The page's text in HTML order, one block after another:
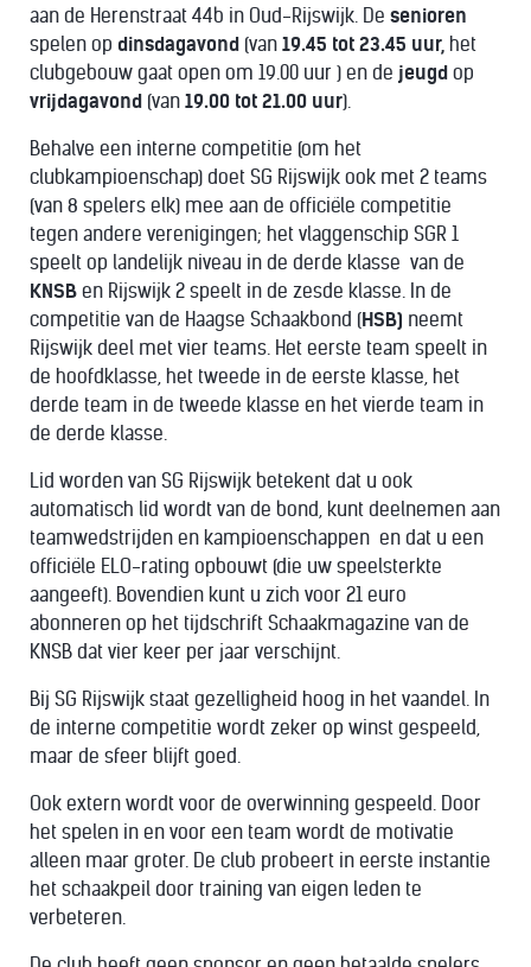
aan de Herenstraat 44b in Oud-Rijswijk. De senioren
spelen op dinsdagavond (van 19.45 tot 23.45 uur, het
clubgebouw gaat open om 19.00 uur ) en de jeugd op
vrijdagavond (van 19.00 tot 21.00 uur).
Behalve een interne competitie (om het
clubkampioenschap) doet SG Rijswijk ook met 2 teams
(van 8 spelers elk) mee aan de officiële competitie
tegen andere verenigingen; het vlaggenschip SGR 1
speelt op landelijk niveau in de derde klasse van de
KNSB en Rijswijk 2 speelt in de zesde klasse. In de
competitie van de Haagse Schaakbond (HSB) neemt
Rijswijk deel met vier teams. Het eerste team speelt in
de hoofdklasse, het tweede in de eerste klasse, het
derde team in de tweede klasse en het vierde team in
de derde klasse.
Lid worden van SG Rijswijk betekent dat u ook
automatisch lid wordt van de bond, kunt deelnemen aan
teamwedstrijden en kampioenschappen en dat u een
officiële ELO-rating opbouwt (die uw speelsterkte
aangeeft). Bovendien kunt u zich voor 21 euro
abonneren op het tijdschrift Schaakmagazine van de
KNSB dat vier keer per jaar verschijnt.
Bij SG Rijswijk staat gezelligheid hoog in het vaandel. In
de interne competitie wordt zeker op winst gespeeld,
maar de sfeer blijft goed.
Ook extern wordt voor de overwinning gespeeld. Door
het spelen in en voor een team wordt de motivatie
alleen maar groter. De club probeert in eerste instantie
het schaakpeil door training van eigen leden te
verbeteren.